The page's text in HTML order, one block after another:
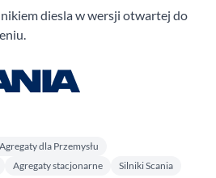
diesla w wersji otwartej do
Agregaty dla Przemysłu
Agregaty stacjonarne Silniki Scania